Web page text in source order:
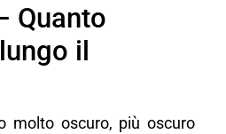
Quanto
il
molto oscuro, più oscuro